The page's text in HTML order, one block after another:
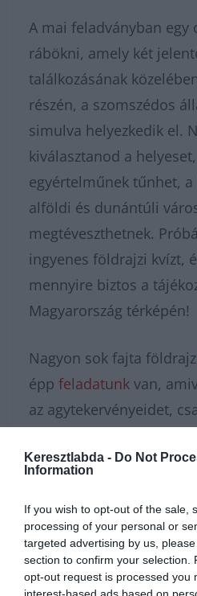
Keresztlabda - Do Not
Information
If you wish to opt-out of the sale,
processing of your personal or
targeted advertising by us,
section to confirm your selection.
opt-out request is processed you
A mai feladványban egy
rábökni, amely két
találkozásának
részén, a szomszédos
simulva helyezkedik el.
kiválasztanod a
egyértelműnek tűnhet,
alföldi és dunántúli
megtéveszthetnek.
ingyenes földrajzi kvízt,
mennyire biztos a
Magyarország térképén!
Nagyon sok fajta földrajz
épp feladatunk van,
az agytekervényeidet,
feladatokat találhatsz!